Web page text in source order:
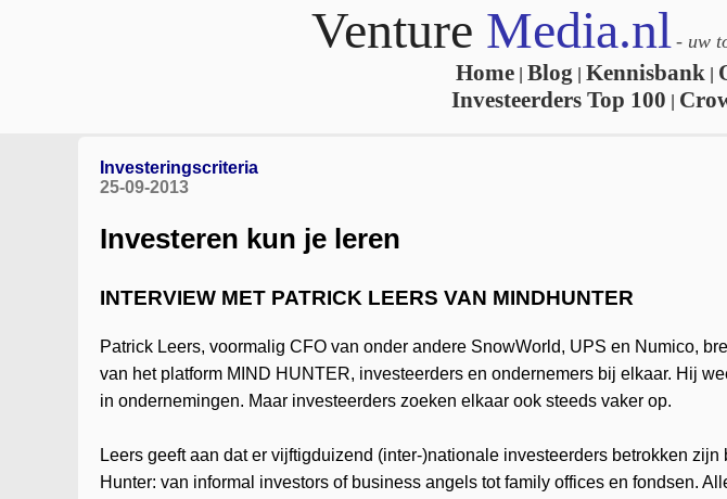
Venture Media.nl - uw
Home Blog Kennisbank
Investeerders Top 100
Investeringscriteria
25-09-2013
Investeren kun je leren
INTERVIEW MET PATRICK LEERS VAN MINDHUNTER
Patrick Leers, voormalig CFO van onder andere SnowWorld, UPS en Numico,
van het platform MIND HUNTER, investeerders en ondernemers bij elkaar. Hij
in ondernemingen. Maar investeerders zoeken elkaar ook steeds vaker op.
Leers geeft aan dat er vijftigduizend (inter-)nationale investeerders betrokken zijn
Hunter: van informal investors of business angels tot family offices en fondsen.